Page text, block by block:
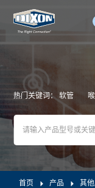
热门关键词：软管
首页 产品 其